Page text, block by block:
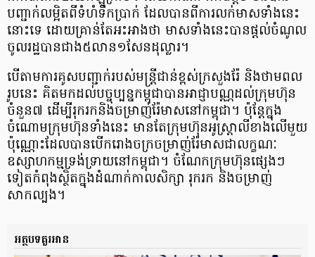
បញ្ជាក់លម្អិតពីទំហំទឹកប្រាក់ ដែលបានពីការលក់មាសទាំងនេះ
នោះទេ ដោយគ្រាន់តែអះអាងថា មាសទាំងនេះ​បានផ្តល់ចំណូល​
ចូលរដ្ឋ​បានជាង​៥លាន១សែនដុល្លារ។
បើតាមការគូសបញ្ជាក់របស់​មន្ត្រីជាន់ខ្ពស់ក្រសួងរ៉ែ និងថាមពល
រូបនេះ គិតមកដល់បច្ចុប្បន្នកម្ពុជាបានអាជ្ញាបណ្ណដល់ក្រុមហ៊ុន
ចំនួន៧ ដើម្បីរុករកនិងចម្រាញ់រ៉ែមាសនៅកម្ពុជា។ ប៉ុន្តែក្នុង
ចំណោមក្រុមហ៊ុនទាំងនេះ មានតែក្រុមហ៊ុនអូស្ត្រាលី​ខាងលើមួយ
ប៉ុណ្ណោះ​ដែលបានបើករោងចក្រចម្រាញ់រ៉ែមាស​ជាលក្ខណៈ
ឧស្សាហកម្មទ្រង់ទ្រាយ​នៅកម្ពុជា។ ចំណែកក្រុមហ៊ុនផ្សេងៗ
ទៀតកំពុងស្ថិតក្នុងដំណាក់កាលសិក្សា រុករក និងចម្រាញ់
សាកល្បង។
អត្ថបទគួរអាន